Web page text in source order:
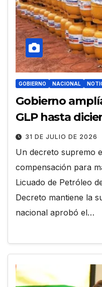
GOBIERNO NACIONAL
Gobierno
GLP hasta
31 DE JULIO DE 2026
Un decreto supremo
compensación para
Licuado de Petróleo
Decreto mantiene la
nacional aprobó el…